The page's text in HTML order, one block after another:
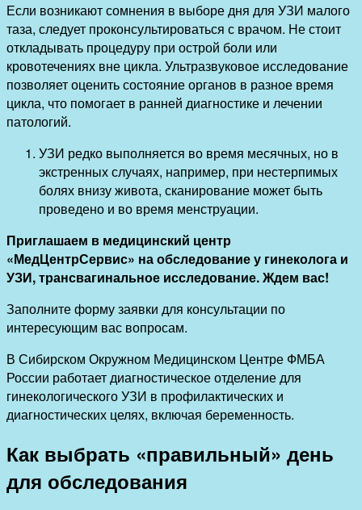
Если возникают сомнения в выборе дня для УЗИ малого
таза, следует проконсультироваться с врачом. Не стоит
откладывать процедуру при острой боли или
кровотечениях вне цикла. Ультразвуковое исследование
позволяет оценить состояние органов в разное время
цикла, что помогает в ранней диагностике и лечении
патологий.
УЗИ редко выполняется во время месячных, но в
экстренных случаях, например, при нестерпимых
болях внизу живота, сканирование может быть
проведено и во время менструации.
Приглашаем в медицинский центр
«МедЦентрСервис» на обследование у гинеколога и
УЗИ, трансвагинальное исследование. Ждем вас!
Заполните форму заявки для консультации по
интересующим вас вопросам.
В Сибирском Окружном Медицинском Центре ФМБА
России работает диагностическое отделение для
гинекологического УЗИ в профилактических и
диагностических целях, включая беременность.
Как выбрать «правильный» день
для обследования